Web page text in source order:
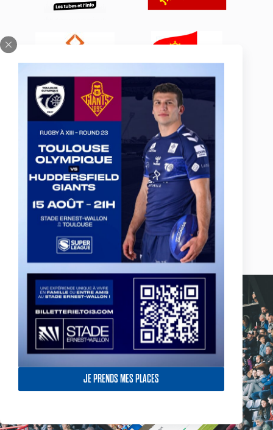
JE PRENDS MES PLACES
Actualités, nouveautés,
billetterie, remises
exceptionnelles dans la
boutique officielles & chez